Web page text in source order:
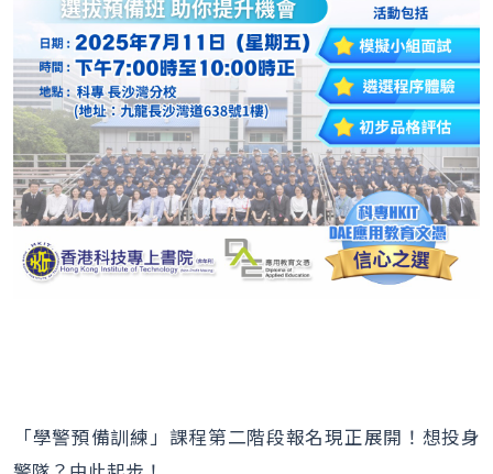
「學警預備訓練」課程第二階段報名現正展開！想投身